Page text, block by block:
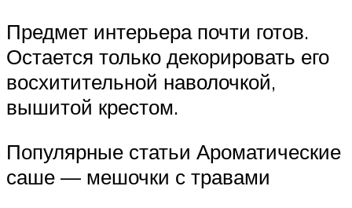
Предмет интерьера почти готов.
Остается только декорировать его
восхитительной наволочкой,
вышитой крестом.
Популярные статьи Ароматические
саше — мешочки с травами